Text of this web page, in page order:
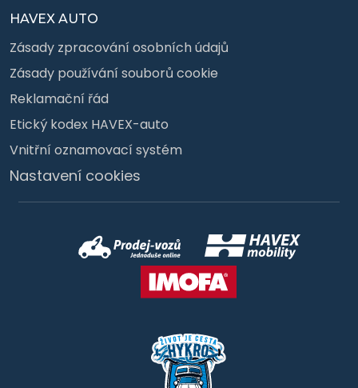
HAVEX AUTO
Zásady zpracování osobních údajů
Zásady používání souborů cookie
Reklamační řád
Etický kodex HAVEX-auto
Vnitřní oznamovací systém
Nastavení cookies